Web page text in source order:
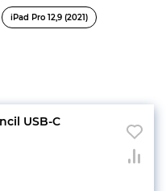
iPad Pro 12,9 (2021)
USB-C